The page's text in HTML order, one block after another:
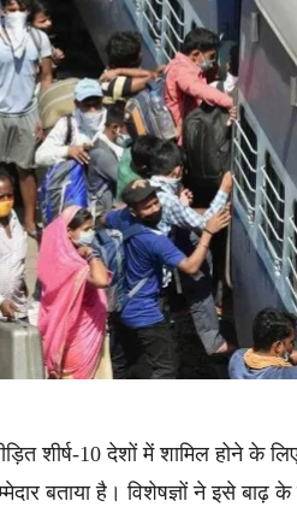
10 देशों में शामिल होने के लिए
बताया है। विशेषज्ञों ने इसे बाढ़